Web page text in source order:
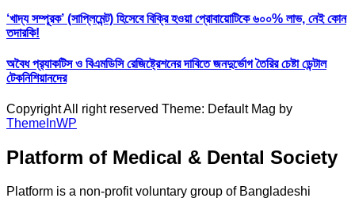
‘খাদ্য সম্পূরক’ (সাপ্লিমেন্ট) হিসেবে বিক্রি হওয়া প্রোবায়োটিকে ৬০০% লাভ, নেই কোন
তদারকি!
অবৈধ প্র‍্যাকটিস ও বিএমডিসি রেজিষ্ট্রেশনের দাবিতে জনদুর্ভোগ তৈরির চেষ্টা ডেন্টাল
টেকনিশিয়ানদের
Copyright All right reserved Theme: Default Mag by
ThemeInWP
Platform of Medical & Dental Society
Platform is a non-profit voluntary group of Bangladeshi